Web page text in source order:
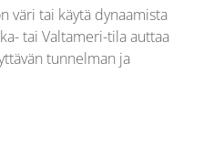
väri tai käytä dynaamista
tai Valtameri-tila auttaa
tunnelman ja